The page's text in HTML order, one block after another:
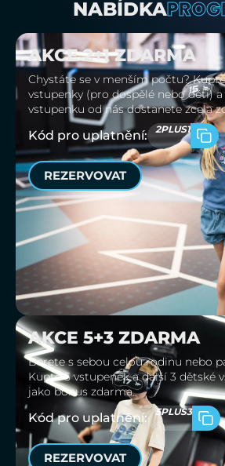
NABÍDKA
AKCE 2+1 ZDARMA
Chystáte se v menším počtu?
vstupenky (pro dospělé nebo děti)
vstupenku od nás dostanete zcela
Kód pro uplatnění: 2PLUS1
REZERVOVAT
AKCE 5+3 ZDARMA
Berete s sebou celou rodinu nebo
Kupte 5 vstupenek a další 3 dětské
jako bonus zdarma.
Kód pro uplatnění: 5PLUS3
REZERVOVAT